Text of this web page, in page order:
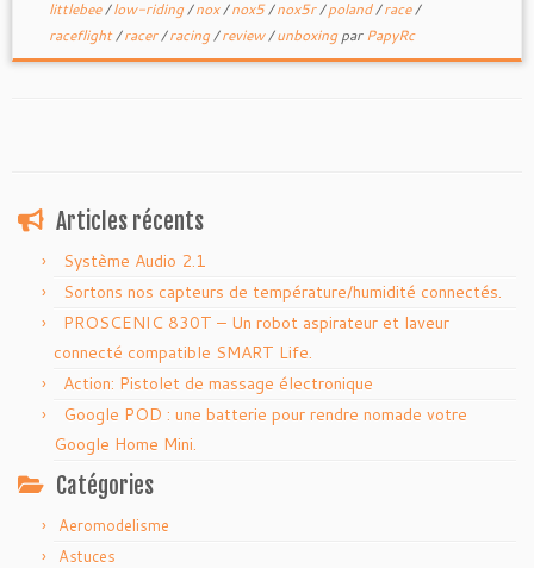
littlebee/low-riding/nox/nox5/nox5r/poland/race/
raceflight/racer/racing/review/unboxingparPapyRc
Articles récents
Système Audio 2.1
Sortons nos capteurs de température/humidité connectés.
PROSCENIC 830T – Un robot aspirateur et laveur
connecté compatible SMART Life.
Action: Pistolet de massage électronique
Google POD : une batterie pour rendre nomade votre
Google Home Mini.
Catégories
Aeromodelisme
Astuces